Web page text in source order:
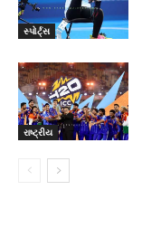
સ્પોર્ટ્સ
રાષ્ટ્રીય